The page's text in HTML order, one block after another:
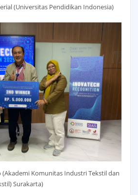
(Universitas Pendidikan Indonesia)
(Akademi Komunitas Industri Tekstil dan
Surakarta)